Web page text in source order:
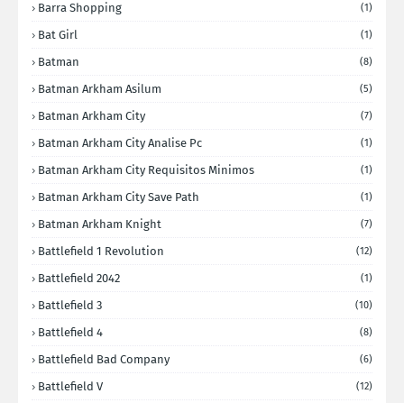
Barra Shopping (1)
Bat Girl (1)
Batman (8)
Batman Arkham Asilum (5)
Batman Arkham City (7)
Batman Arkham City Analise Pc (1)
Batman Arkham City Requisitos Minimos (1)
Batman Arkham City Save Path (1)
Batman Arkham Knight (7)
Battlefield 1 Revolution (12)
Battlefield 2042 (1)
Battlefield 3 (10)
Battlefield 4 (8)
Battlefield Bad Company (6)
Battlefield V (12)